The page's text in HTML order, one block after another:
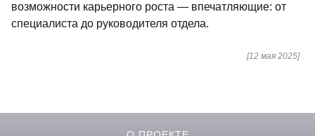
возможности карьерного роста — впечатляющие: от
специалиста до руководителя отдела.
[12 мая 2025]